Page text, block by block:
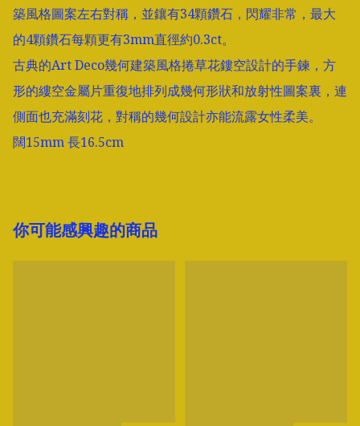
築風格圖案左右對稱，並鑲有34顆鑽石，閃耀非常，最大
的4顆鑽石每顆更有3mm直徑約0.3ct。
古典的Art Deco幾何建築風格捲草花鏤空設計的手鍊，方
形的縷空金屬片重復地排列成幾何形狀和放射性圖案裏，連
側面也充滿刻花，對稱的幾何設計亦能流露女性柔美。
闊15mm 長16.5cm
你可能感興趣的商品